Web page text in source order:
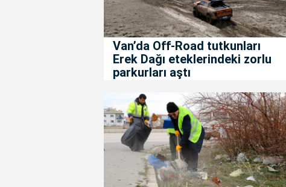
Van’da Off-Road tutkunları
Erek Dağı eteklerindeki zorlu
parkurları aştı